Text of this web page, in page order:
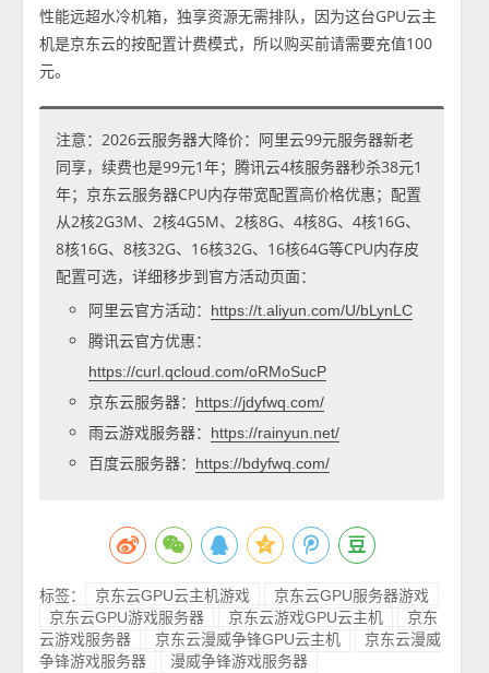
性能远超水冷机箱，独享资源无需排队，因为这台GPU云主
机是京东云的按配置计费模式，所以购买前请需要充值100
元。
注意：2026云服务器大降价：阿里云99元服务器新老
同享，续费也是99元1年；腾讯云4核服务器秒杀38元1
年；京东云服务器CPU内存带宽配置高价格优惠；配置
从2核2G3M、2核4G5M、2核8G、4核8G、4核16G、
8核16G、8核32G、16核32G、16核64G等CPU内存皮
配置可选，详细移步到官方活动页面：
阿里云官方活动：
https://t.aliyun.com/U/bLynLC
腾讯云官方优惠：
https://curl.qcloud.com/oRMoSucP
京东云服务器： https://jdyfwq.com/
雨云游戏服务器： https://rainyun.net/
百度云服务器： https://bdyfwq.com/
标签： 京东云GPU云主机游戏
京东云GPU服务器游戏
京东云GPU游戏服务器
京东云游戏GPU云主机
京东
云游戏服务器
京东云漫威争锋GPU云主机
京东云漫威
争锋游戏服务器
漫威争锋游戏服务器